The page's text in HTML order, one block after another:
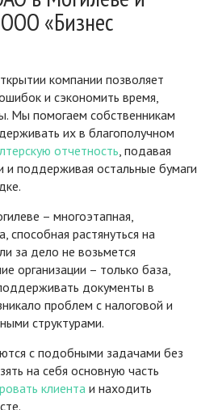
«Бизнес
компании позволяет
и сэкономить время,
Мы помогаем собственникам
их в благополучном
отчетность, подавая
и поддерживая остальные бумаги
– многоэтапная,
способная растянуться на
за дело не возьмется
организации – только база,
документы в
проблем с налоговой и
структурами.
с подобными задачами без
на себя основную часть
клиента и находить